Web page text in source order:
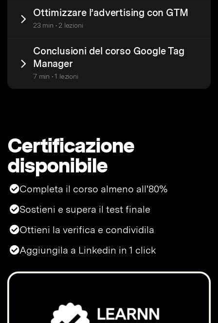
Ottimizzare l’advertising con GTM
23 min • 2 lezioni
Conclusioni del corso Google Tag
Manager
7 min • 1 lezioni
Certificazione
disponibile
Completa il corso almeno all'80%
Sostieni e supera il test finale
Ottieni la verifica e condividila
Aggiungila a Linkedin in 1 click